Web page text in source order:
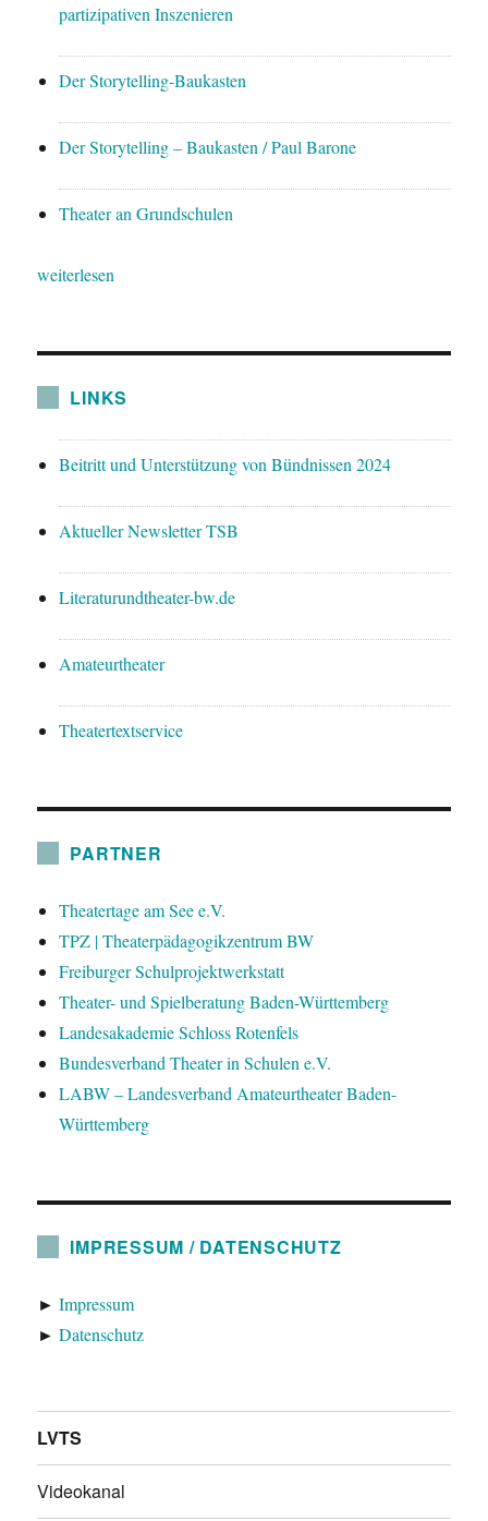
partizipativen Inszenieren
Der Storytelling-Baukasten
Der Storytelling – Baukasten / Paul Barone
Theater an Grundschulen
weiterlesen
LINKS
Beitritt und Unterstützung von Bündnissen 2024
Aktueller Newsletter TSB
Literaturundtheater-bw.de
Amateurtheater
Theatertextservice
PARTNER
Theatertage am See e.V.
TPZ | Theaterpädagogikzentrum BW
Freiburger Schulprojektwerkstatt
Theater- und Spielberatung Baden-Württemberg
Landesakademie Schloss Rotenfels
Bundesverband Theater in Schulen e.V.
LABW – Landesverband Amateurtheater Baden-
Württemberg
IMPRESSUM / DATENSCHUTZ
►Impressum
►Datenschutz
LVTS
Videokanal